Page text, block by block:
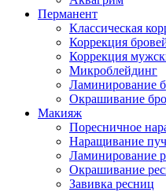
Перманент
Классическая
Коррекция
Коррекция
Микроблейдинг
Ламинирование
Окрашивание
Макияж
Поресничное
Наращивание
Ламинирование
Окрашивание
Завивка ресниц